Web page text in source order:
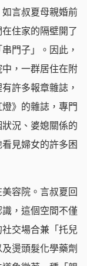
言叔夏母親婚前
住家的隔壁開了
門子」。因此，
，一群居住在附
許多報章雜誌，
》的雜誌，專門
況、婆媳關係的
見婦女的許多困
容院。言叔夏回
，這個空間不僅
交場合兼「托兒
燙頭髮化學藥劑